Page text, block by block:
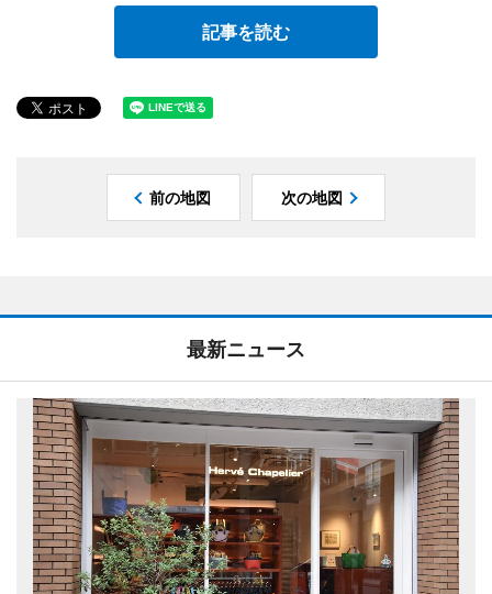
記事を読む
前の地図 次の地図
最新ニュース